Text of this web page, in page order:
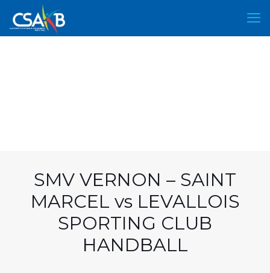
SMV VERNON – SAINT
MARCEL vs LEVALLOIS
SPORTING CLUB
HANDBALL